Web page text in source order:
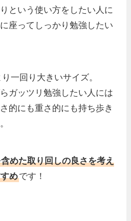
という使い方をしたい人に
座ってしっかり勉強したい
一回り大きいサイズ。
ガッツリ勉強したい人には
的にも重さ的にも持ち歩き
めた取り回しの良さを考え
めです！